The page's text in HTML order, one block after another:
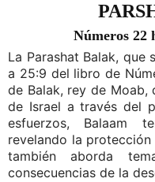
Números 22
La Parashat Balak, que
a 25:9 del libro de
de Balak, rey de Moab,
de Israel a través del
esfuerzos, Balaam
revelando la
también aborda
consecuencias de la